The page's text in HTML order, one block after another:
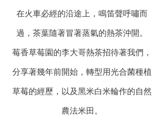
在火車必經的沿途上，鳴笛聲呼嘯而
過，茶葉隨著冒著蒸氣的熱茶沖開。
莓香草莓園的李大哥熱茶招待著我們，
分享著幾年前開始，轉型用光合菌種植
草莓的經歷，以及黑米白米輪作的自然
農法米田。